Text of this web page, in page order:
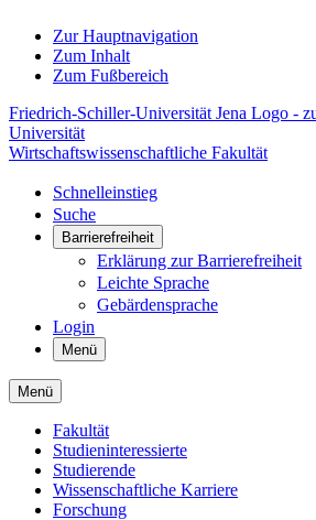
Zur Hauptnavigation
Zum Inhalt
Zum Fußbereich
Friedrich-Schiller-Universität Jena Logo -
Universität
Wirtschaftswissenschaftliche Fakultät
Schnelleinstieg
Suche
Barrierefreiheit
Erklärung zur Barrierefreiheit
Leichte Sprache
Gebärdensprache
Login
Menü
Menü
Fakultät
Studieninteressierte
Studierende
Wissenschaftliche Karriere
Forschung